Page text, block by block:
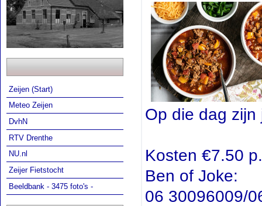
Zeijen (Start)
Meteo Zeijen
DvhN
RTV Drenthe
NU.nl
Zeijer Fietstocht
Beeldbank - 3475 foto's -
Op die dag
Kosten €7.50
Ben of Joke:
06 30096009/